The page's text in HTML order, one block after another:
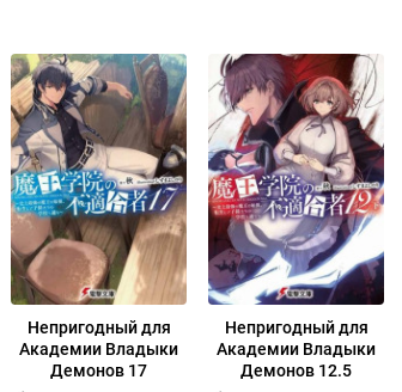
Непригодный для
Академии Владыки
Демонов 17
Непригодный для
Академии Владыки
Демонов 12.5